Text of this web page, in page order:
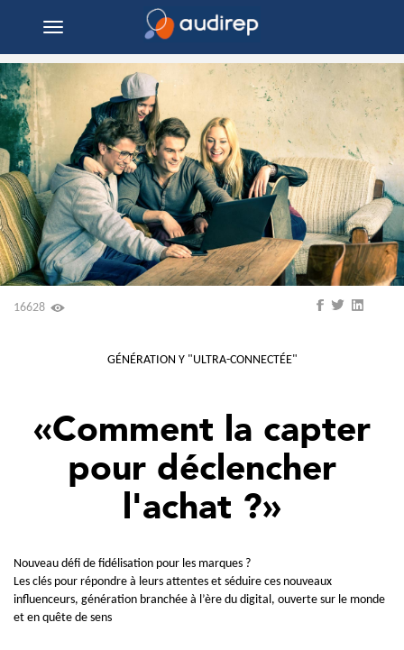
Toggle
16628
GÉNÉRATION Y "ULTRA-CONNECTÉE"
Comment la capter
pour déclencher
l'achat ?
Nouveau défi de fidélisation pour les marques ?
Les clés pour répondre à leurs attentes et séduire ces nouveaux
influenceurs, génération branchée à l’ère du digital, ouverte sur le monde
et en quête de sens